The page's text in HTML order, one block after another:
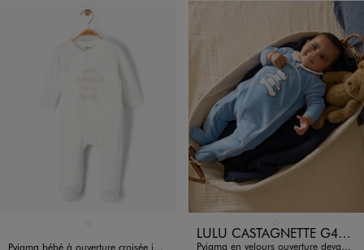
Pyjama bébé à ouverture croisée imprimé étoiles
Disponible en 1 coloris LULU CASTAGNETTE G4G D
Pyjama en velours ouverture devant bébé garçon - LuluCastagnette